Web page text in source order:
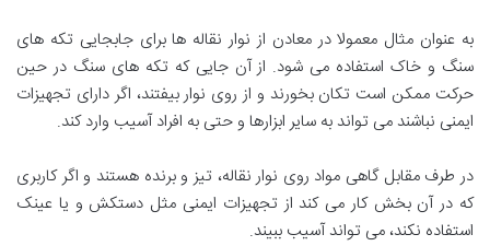
به عنوان مثال معمولا در معادن از نوار نقاله ها برای جابجایی تکه های
سنگ و خاک استفاده می شود. از آن جایی که تکه های سنگ در حین
حرکت ممکن است تکان بخورند و از روی نوار بیفتند، اگر دارای تجهیزات
ایمنی نباشند می تواند به سایر ابزارها و حتی به افراد آسیب وارد کند.
در طرف مقابل گاهی مواد روی نوار نقاله، تیز و برنده هستند و اگر کاربری
که در آن بخش کار می کند از تجهیزات ایمنی مثل دستکش و یا عینک
استفاده نکند، می تواند آسیب ببیند.